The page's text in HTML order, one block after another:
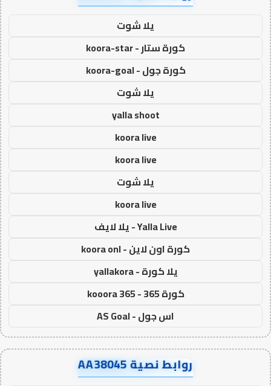
يلا شوت
كورة ستار - koora-star
كورة جول - koora-goal
يلا شوت
yalla shoot
koora live
koora live
يلا شوت
koora live
Yalla Live - يلا لايف
كورة اون لاين - koora onl
يلا كورة - yallakora
كورة 365 - kooora 365
اس جول - AS Goal
روابط نصية AA38045